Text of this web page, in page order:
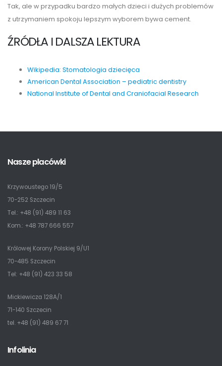
Tak, ale w przypadku bardzo małych dzieci i dużych problemów
z utrzymaniem spokoju lepszym wyborem bywa cement.
ŹRÓDŁA I DALSZA LEKTURA
Wikipedia: Stomatologia dziecięca
American Dental Association – pediatric dentistry
National Institute of Dental and Craniofacial Research
Nasze placówki
Krzywoustego 19/5
70-252 Szczecin
Tel.: +48 (91) 489 11 63
Kom.: +48 787 666 557
Królowej Korony Polskiej 9/U1
70-485 Szczecin
Tel: +48 (91) 423 33 58
Mickiewicza 128A/1
71-140 Szczecin
tel. +48 (91) 489 67 71
Infolinia